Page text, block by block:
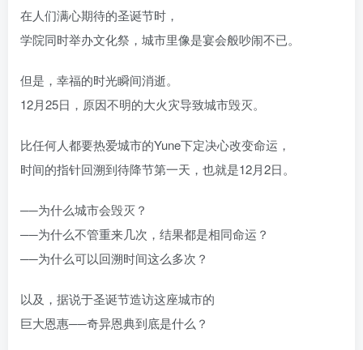
在人们满心期待的圣诞节时，
学院同时举办文化祭，城市里像是宴会般吵闹不已。
但是，幸福的时光瞬间消逝。
12月25日，原因不明的大火灾导致城市毁灭。
比任何人都要热爱城市的Yune下定决心改变命运，
时间的指针回溯到待降节第一天，也就是12月2日。
──为什么城市会毁灭？
──为什么不管重来几次，结果都是相同命运？
──为什么可以回溯时间这么多次？
以及，据说于圣诞节造访这座城市的
巨大恩惠──奇异恩典到底是什么？